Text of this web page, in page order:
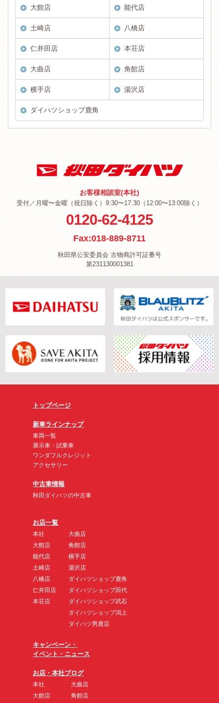
大館店 能代店
土崎店 八橋店
仁井田店 本荘店
大曲店 角館店
横手店 湯沢店
ダイハツショップ鹿角
お客様相談室(本社)
受付／月曜〜金曜（祝日除く）9:30〜17:30（12:00〜13:00除く）
0120-62-4125
Fax:018-889-8711
秋田県公安委員会 古物商許可証番号
第231130001381
トップページ
新車ラインナップ
車両一覧
展示車・試乗車
ワンダフルクレジット
アクセサリー
中古車情報
秋田ダイハツの中古車
お店一覧
本社
大館店
能代店
土崎店
八橋店
仁井田店
本荘店
大曲店
角館店
横手店
湯沢店
ダイハツショップ鹿角
ダイハツショップ田代
ダイハツショップ武石
ダイハツショップ潟上
ダイハツ男鹿店
キャンペーン・
イベント・ニュース
お店・本社ブログ
本社
大館店
大曲店
角館店